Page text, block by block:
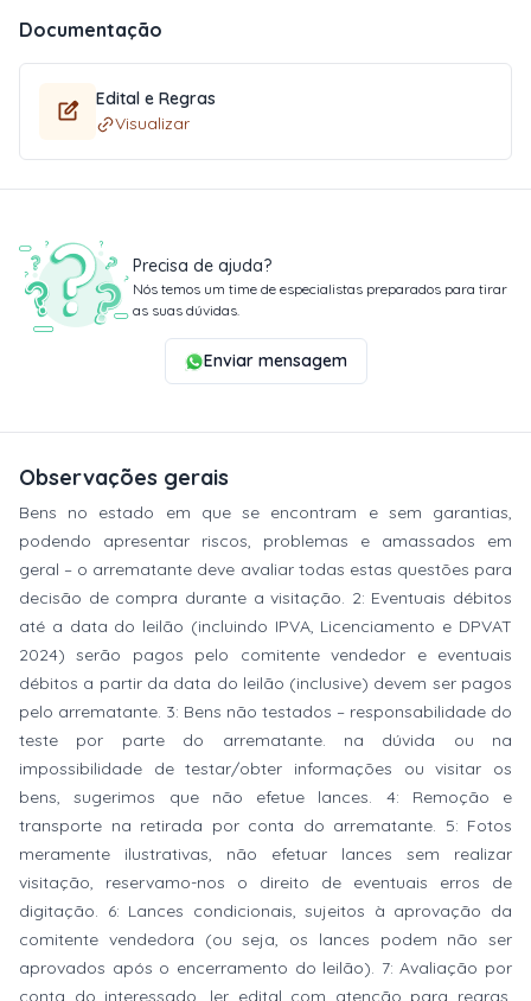
Documentação
Edital e Regras
Visualizar
Precisa de ajuda?
Nós temos um time de especialistas preparados para tirar
as suas dúvidas.
Enviar mensagem
Observações gerais
Bens no estado em que se encontram e sem garantias,
podendo apresentar riscos, problemas e amassados em
geral – o arrematante deve avaliar todas estas questões para
decisão de compra durante a visitação. 2: Eventuais débitos
até a data do leilão (incluindo IPVA, Licenciamento e DPVAT
2024) serão pagos pelo comitente vendedor e eventuais
débitos a partir da data do leilão (inclusive) devem ser pagos
pelo arrematante. 3: Bens não testados – responsabilidade do
teste por parte do arrematante. na dúvida ou na
impossibilidade de testar/obter informações ou visitar os
bens, sugerimos que não efetue lances. 4: Remoção e
transporte na retirada por conta do arrematante. 5: Fotos
meramente ilustrativas, não efetuar lances sem realizar
visitação, reservamo-nos o direito de eventuais erros de
digitação. 6: Lances condicionais, sujeitos à aprovação da
comitente vendedora (ou seja, os lances podem não ser
aprovados após o encerramento do leilão). 7: Avaliação por
conta do interessado, ler edital com atenção para regras,